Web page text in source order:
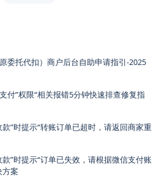
委托代扣）商户后台自助申请指引-2025
付”权限“相关报错5分钟快速排查修复指
”时提示“转账订单已超时，请返回商家重
”时提示“订单已失效，请根据微信支付账
方案